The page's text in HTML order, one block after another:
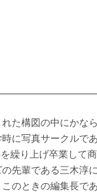
た構図の中にかな
に写真サークルで
繰り上げ卒業して
先輩である三木淳
のときの編集長で